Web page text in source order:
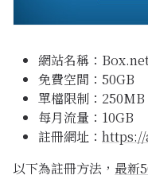
網站名稱：
免費空間：50GB
單檔限制：250MB
每月流量：10GB
註冊網址：
以下為註冊方法， 最新